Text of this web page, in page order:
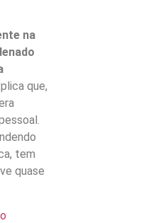
na
que,
tem
quase